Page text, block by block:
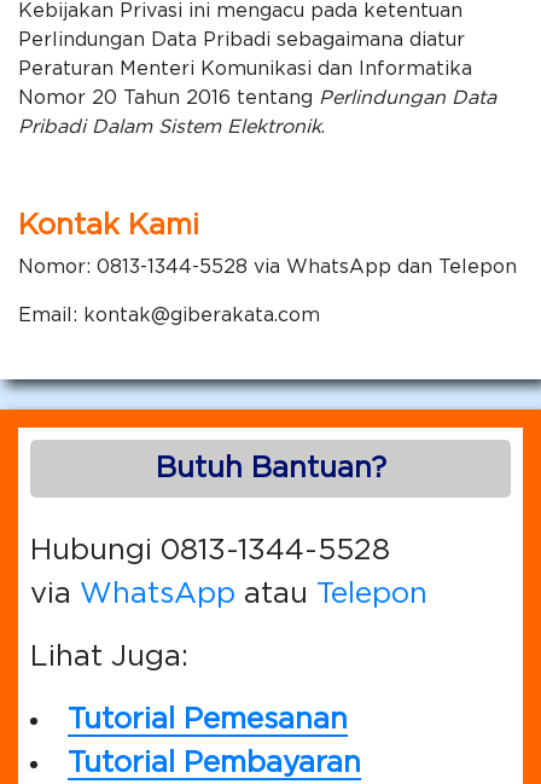
Kebijakan Privasi ini mengacu pada ketentuan
Perlindungan Data Pribadi sebagaimana diatur
Peraturan Menteri Komunikasi dan Informatika
Nomor 20 Tahun 2016 tentang Perlindungan Data
Pribadi Dalam Sistem Elektronik.
Kontak Kami
Nomor: 0813-1344-5528 via WhatsApp dan Telepon
Email: kontak@giberakata.com
Butuh Bantuan?
Hubungi 0813-1344-5528
via WhatsApp atau Telepon
Lihat Juga:
Tutorial Pemesanan
Tutorial Pembayaran